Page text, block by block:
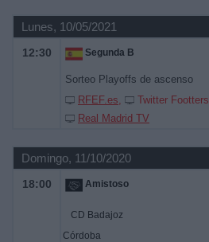
Lunes, 10/05/2021
12:30 Segunda B
Sorteo Playoffs de ascenso
RFEF.es
Twitter Footters
Real Madrid TV
Domingo, 11/10/2020
18:00 Amistoso
CD Badajoz
Córdoba